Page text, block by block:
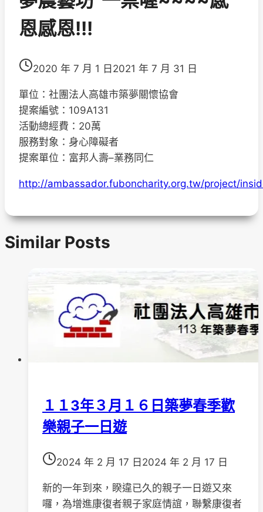
恩感恩!!!
2020 年 7 月 1 日 2021 年 7 月 31 日
單位：社團法人高雄市築夢關懷協會
提案編號：109A131
活動總經費：20萬
服務對象：身心障礙者
提案單位：富邦人壽–業務同仁
http://ambassador.fuboncharity.org.tw/project/
Similar Posts
１１3年３月１６日築夢春季歡
樂親子一日遊
2024 年 2 月 17 日 2024 年 2 月 17 日
新的一年到來，睽違已久的親子一日遊又來
囉，為增進康復者親子家庭情誼，聯繫康復者